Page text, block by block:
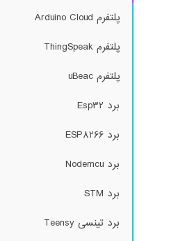
پلتفرم Arduino Cloud
پلتفرم ThingSpeak
پلتفرم uBeac
برد Esp32
برد ESP8266
برد Nodemcu
برد STM
برد تینسی Teensy